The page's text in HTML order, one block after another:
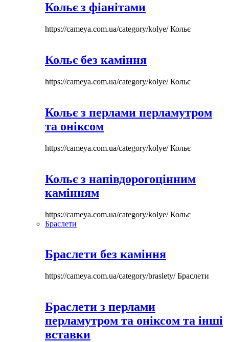
Кольє з фіанітами
https://cameya.com.ua/category/kolye/Кольє
Кольє без каміння
https://cameya.com.ua/category/kolye/Кольє
Кольє з перлами перламутром
та оніксом
https://cameya.com.ua/category/kolye/Кольє
Кольє з напівдорогоцінним
камінням
https://cameya.com.ua/category/kolye/Кольє
Браслети
Браслети без каміння
https://cameya.com.ua/category/braslety/Браслети
Браслети з перлами
перламутром та оніксом та інші
вставки